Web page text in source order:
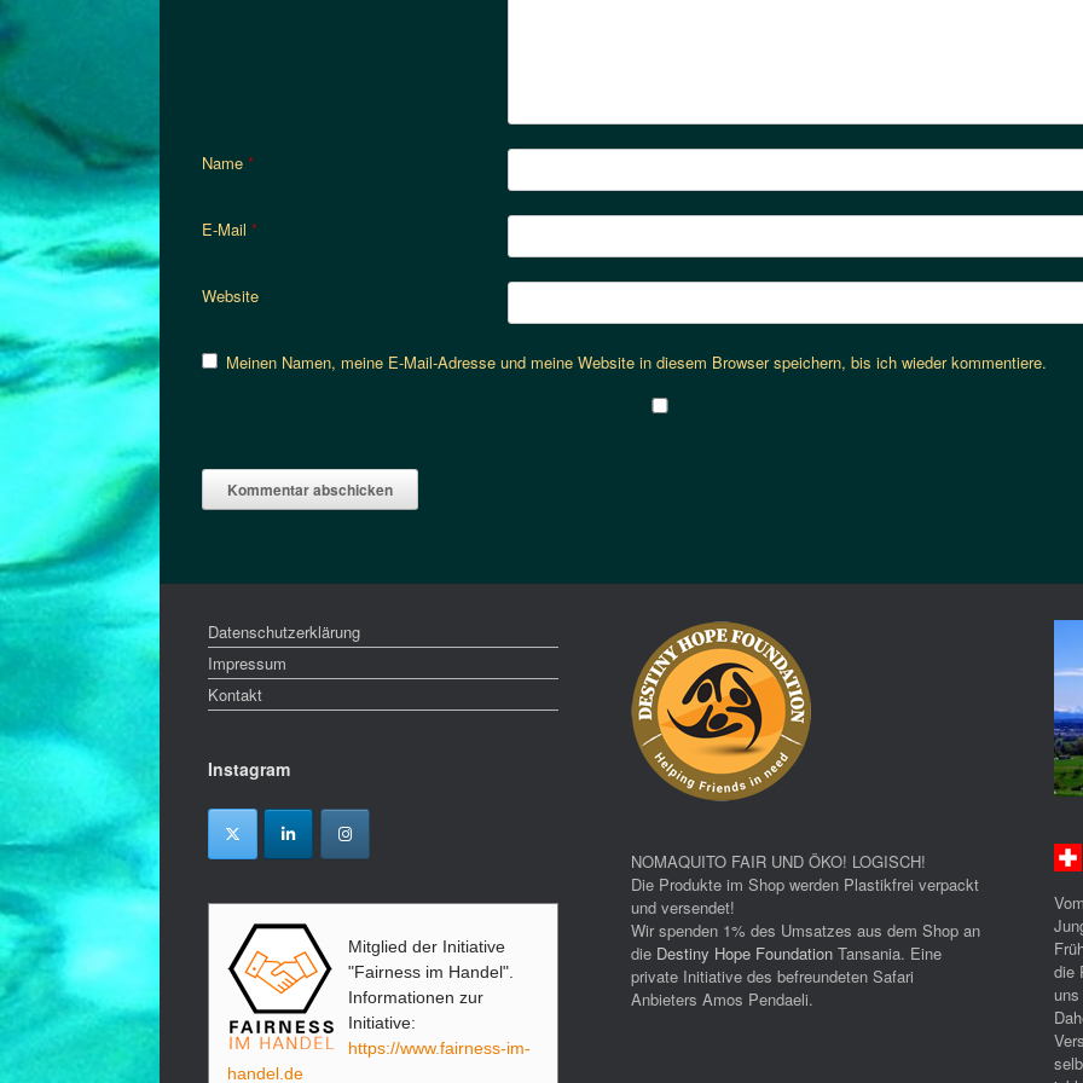
Name *
E-Mail *
Website
Meinen Namen, meine E-Mail-Adresse und meine Website in diesem Browser speichern, bis ich wieder kommentiere.
Datenschutzerklärung
Impressum
Kontakt
Instagram
Mitglied der Initiative
"Fairness im Handel".
Informationen zur
Initiative:
https://www.fairness-im-
handel.de
NOMAQUITO FAIR UND ÖKO! LOGISCH!
Die Produkte im Shop werden Plastikfrei verpackt
und versendet!
Wir spenden 1% des Umsatzes aus dem Shop an
die Destiny Hope Foundation Tansania. Eine
private Initiative des befreundeten Safari
Anbieters Amos Pendaeli.
die